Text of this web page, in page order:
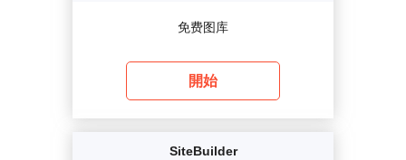
免费图库
開始
SiteBuilder